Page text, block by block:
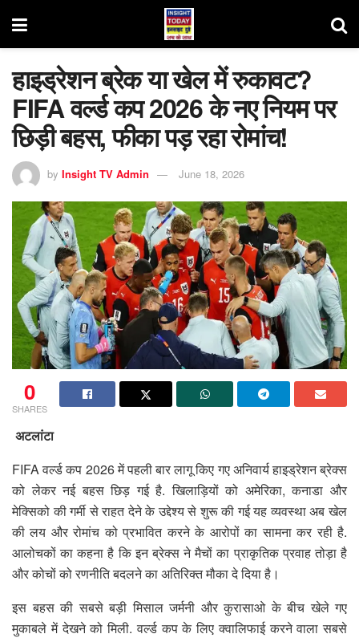
हाइड्रेशन ब्रेक या खेल में रुकावट?
FIFA वर्ल्ड कप 2026 के नए नियम पर
छिड़ी बहस, फीका पड़ रहा रोमांच!
by Insight TV Admin June 18, 2026
0
SHARES
अटलांटा
FIFA वर्ल्ड कप 2026 में पहली बार लागू किए गए अनिवार्य हाइड्रेशन ब्रेक्स
को लेकर नई बहस छिड़ गई है. खिलाड़ियों को अमेरिका, कनाडा और
मेक्सिको की गर्मी से राहत देने के उद्देश्य से शुरू की गई यह व्यवस्था अब खेल
की लय और रोमांच को प्रभावित करने के आरोपों का सामना कर रही है.
आलोचकों का कहना है कि इन ब्रेक्स ने मैचों का प्राकृतिक प्रवाह तोड़ा है
और कोचों को रणनीति बदलने का अतिरिक्त मौका दे दिया है।
इस बहस की सबसे बड़ी मिसाल जर्मनी और कुरासाओ के बीच खेले गए
मुकाबले में देखने को मिली. वर्ल्ड कप के लिए क्वालिफाई करने वाला सबसे